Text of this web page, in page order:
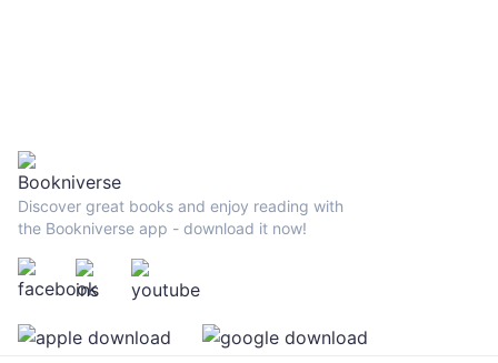
Discover great books and enjoy reading with
the Bookniverse app - download it now!